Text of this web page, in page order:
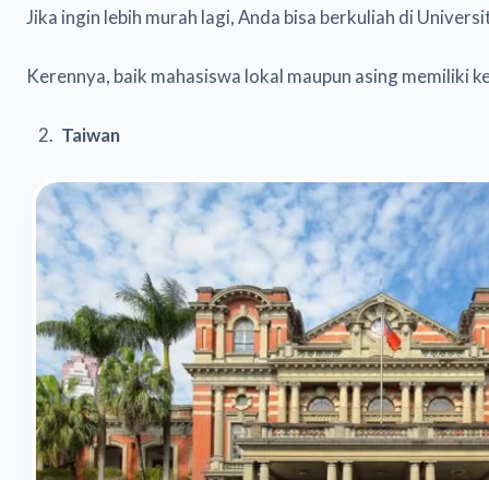
Jika ingin lebih murah lagi, Anda bisa berkuliah di
Kerennya, baik mahasiswa lokal maupun asing memiliki
Taiwan